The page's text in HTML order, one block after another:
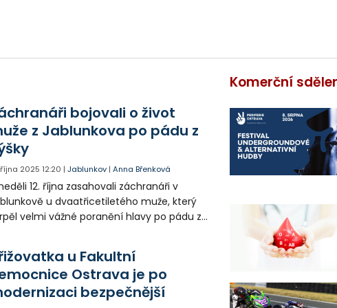
bojovali o život
z Jablunkova po pádu z
října 2025 12:20 |Jablunkov |Anna Břenková
12. října zasahovali záchranáři v
u dvaatřicetiletého muže, který
velmi vážné poranění hlavy po pádu z
nemocnice Ostrava.
u Fakultní
Ostrava je po
bezpečnější
Komerční